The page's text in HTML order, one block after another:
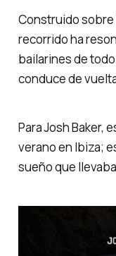
Construido sobre
recorrido ha
bailarines de
conduce de
Para Josh Baker,
verano en Ibiza;
sueño que